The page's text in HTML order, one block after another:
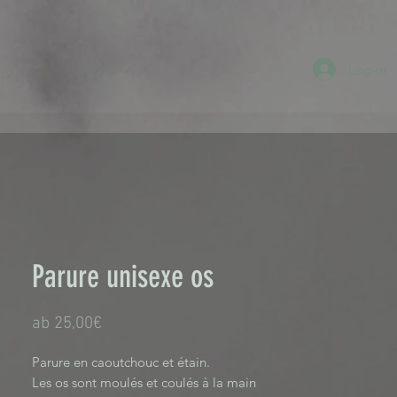
Parure unisexe os
ab 25,00€
Parure en caoutchouc et étain.
Les os sont moulés et coulés à la main